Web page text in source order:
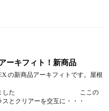
ーキフィト！新商品
品アーキフィトです。屋根
タイプ～
付けました ここの
とクリアーを交互に・・・